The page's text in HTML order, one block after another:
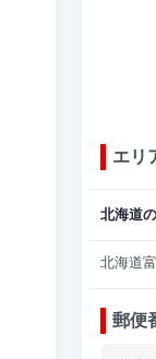
エリ
北海道
北海道
郵便